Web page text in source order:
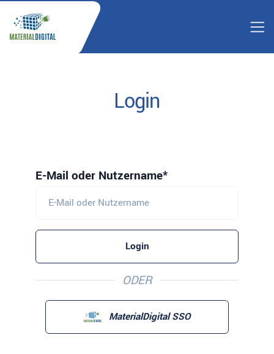
Login
E-Mail oder Nutzername
ODER
MaterialDigital SSO